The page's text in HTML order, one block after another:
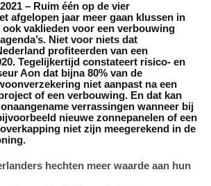
– Ruim één op de vier
afgelopen jaar meer gaan klussen in
vaklieden voor een verbouwing
Niet voor niets dat
profiteerden van een
Tegelijkertijd constateert risico- en
Aon dat bijna 80% van de
niet aanpast na een
of een verbouwing. En dat kan
verrassingen wanneer bij
nieuwe zonnepanelen of een
niet zijn meegerekend in de
hechten meer waarde aan hun